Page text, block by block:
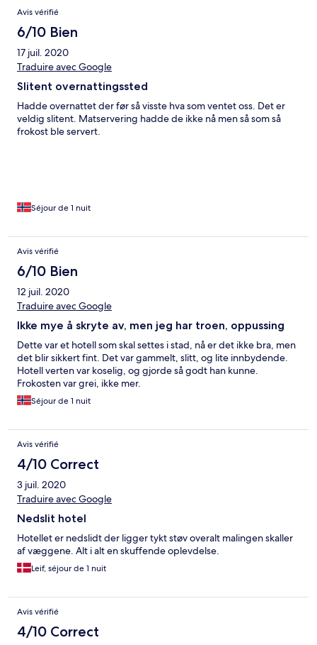
Avis vérifié
6/10 Bien
17 juil. 2020
Traduire avec Google
Slitent overnattingssted
Hadde overnattet der før så visste hva som ventet oss. Det er
veldig slitent. Matservering hadde de ikke nå men så som så
frokost ble servert.
Séjour de 1 nuit
Avis vérifié
6/10 Bien
12 juil. 2020
Traduire avec Google
Ikke mye å skryte av, men jeg har troen, oppussing
Dette var et hotell som skal settes i stad, nå er det ikke bra, men
det blir sikkert fint. Det var gammelt, slitt, og lite innbydende.
Hotell verten var koselig, og gjorde så godt han kunne.
Frokosten var grei, ikke mer.
Séjour de 1 nuit
Avis vérifié
4/10 Correct
3 juil. 2020
Traduire avec Google
Nedslit hotel
Hotellet er nedslidt der ligger tykt støv overalt malingen skaller
af væggene. Alt i alt en skuffende oplevdelse.
Leif, séjour de 1 nuit
Avis vérifié
4/10 Correct